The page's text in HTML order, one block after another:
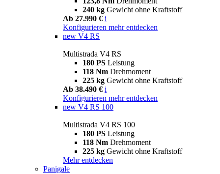
240 kg Gewicht ohne Kraftstoff
Ab 27.990 € i
Konfigurieren mehr entdecken
new V4 RS
Multistrada V4 RS
180 PS Leistung
118 Nm Drehmoment
225 kg Gewicht ohne Kraftstoff
Ab 38.490 € i
Konfigurieren mehr entdecken
new V4 RS 100
Multistrada V4 RS 100
180 PS Leistung
118 Nm Drehmoment
225 kg Gewicht ohne Kraftstoff
Mehr entdecken
Panigale